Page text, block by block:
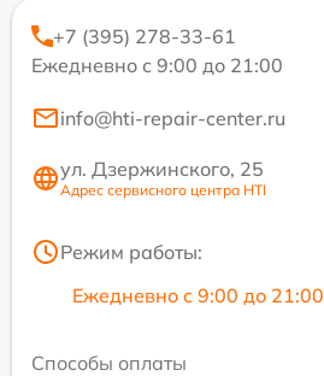
+7 (395) 278-33-61
Ежедневно с 9:00 до 21:00
info@hti-repair-center.ru
ул. Дзержинского, 25
Адрес сервисного центра HTI
Режим работы:
Ежедневно с 9:00 до 21:00
Способы оплаты